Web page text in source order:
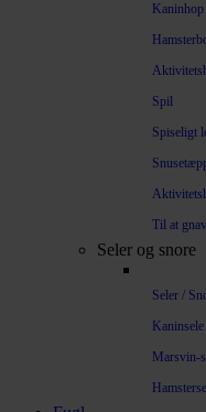
Kaninhop
Spil
Spiseligt
Til at
Seler og snore
Seler /
Kaninsele
Marsvin-